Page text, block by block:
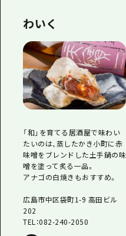
わいく
「和」を育てる居酒屋で味わい
たいのは、蒸したかき小町に赤
味噌をブレンドした土手鍋の味
噌を塗って炙る一品。
アナゴの白焼きもおすすめ。
広島市中区袋町1-9 高田ビル
202
TEL：082-240-2050